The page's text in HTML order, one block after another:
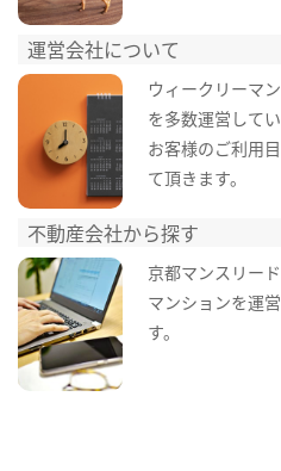
運営会社について
ウィークリーマ
を多数運営してい
お客様のご利用
て頂きます。
不動産会社から探す
京都マンスリー
マンションを運
す。